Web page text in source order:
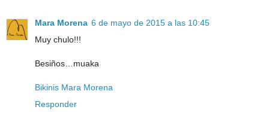
Mara Morena 6 de mayo de 2015 a las 10:45
Muy chulo!!!
Besiños…muaka
Bikinis Mara Morena
Responder